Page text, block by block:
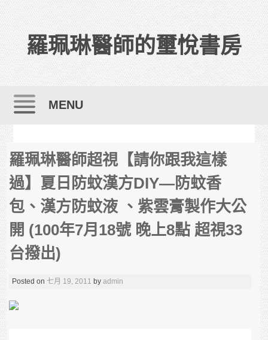
羅珮琳醫師的璽悅書房
MENU
羅珮琳醫師超視【請你跟我這樣
過】夏日防蚊漢方DIY—防蚊香
包、漢方防蚊液 、紫雲膏製作大公
開 (100年7月18號 晚上8點 超視33
台撥出)
Posted on七月 19, 2011 byadmin